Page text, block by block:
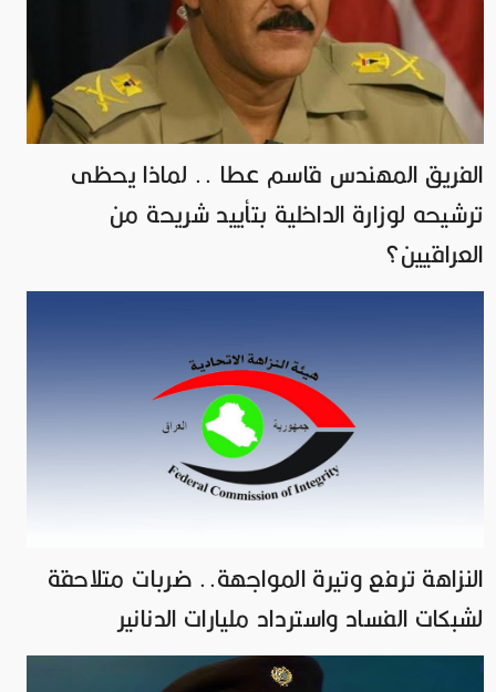
الفريق المهندس قاسم عطا .. لماذا يحظى
ترشيحه لوزارة الداخلية بتأييد شريحة من
العراقيين؟
النزاهة ترفع وتيرة المواجهة.. ضربات متلاحقة
لشبكات الفساد واسترداد مليارات الدنانير